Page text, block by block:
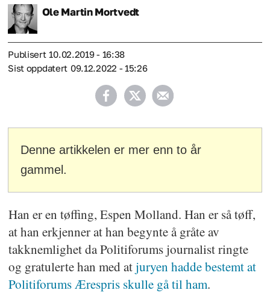
Ole Martin Mortvedt
Publisert
10.02.2019 - 16:38
Sist oppdatert
09.12.2022 - 15:26
Denne artikkelen er mer enn to år
gammel.
Han er en tøffing, Espen Molland. Han er så tøff,
at han erkjenner at han begynte å gråte av
takknemlighet da Politiforums journalist ringte
og gratulerte han med atjuryen hadde bestemt at
Politiforums Ærespris skulle gå til ham.